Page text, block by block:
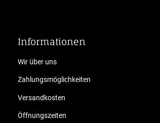
Informationen
Wir über uns
Zahlungsmöglichkeiten
Versandkosten
Öffnungszeiten